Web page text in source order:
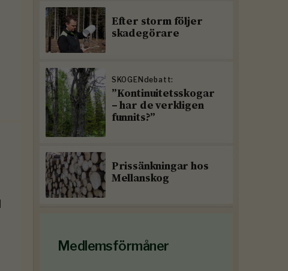
Efter storm följer
skadegörare
SKOGENdebatt:
”Kontinuitetsskogar
– har de verkligen
funnits?”
Prissänkningar hos
Mellanskog
Medlemsförmåner